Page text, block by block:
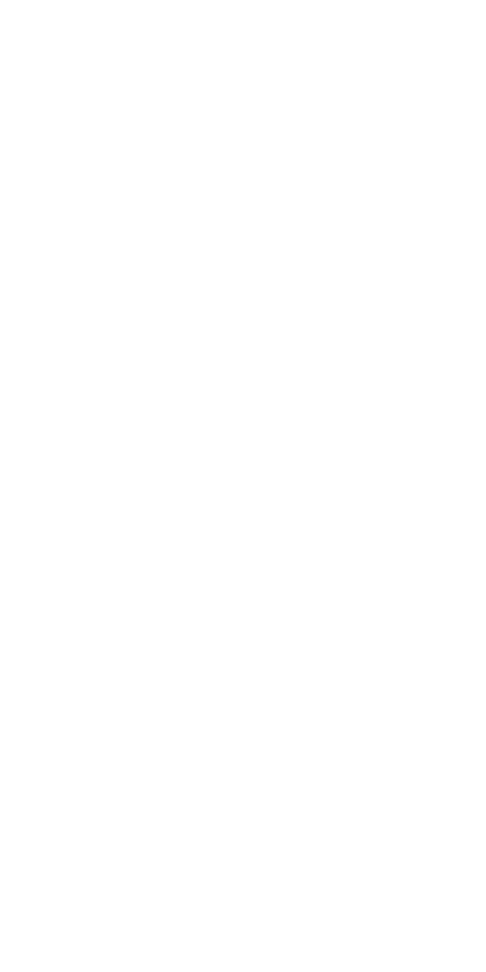
了承ください。
き作成されるも
御機器販売店・
ようお願いしま
ズにご登録され
社の共同利用者
とをご了承くだ
1000ppm以下、
下、フタル酸ジブチ
はありません。
品に未対応品が
年1月12日よ
、
ない年数を意
可)を取得する
要な手段を講じ
これらの製造装
通知します。
、取り引きをい